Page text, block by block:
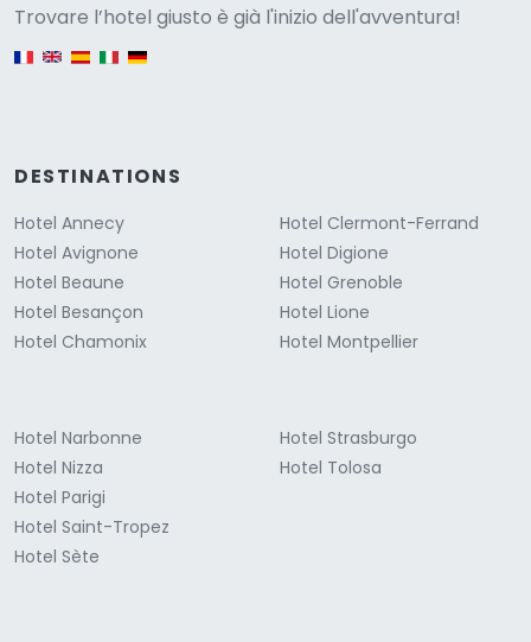
Trovare l’hotel giusto è già l'inizio dell'avventura!
DESTINATIONS
Hotel Annecy
Hotel Avignone
Hotel Beaune
Hotel Besançon
Hotel Chamonix
Hotel Clermont-Ferrand
Hotel Digione
Hotel Grenoble
Hotel Lione
Hotel Montpellier
Hotel Narbonne
Hotel Nizza
Hotel Parigi
Hotel Saint-Tropez
Hotel Sète
Hotel Strasburgo
Hotel Tolosa